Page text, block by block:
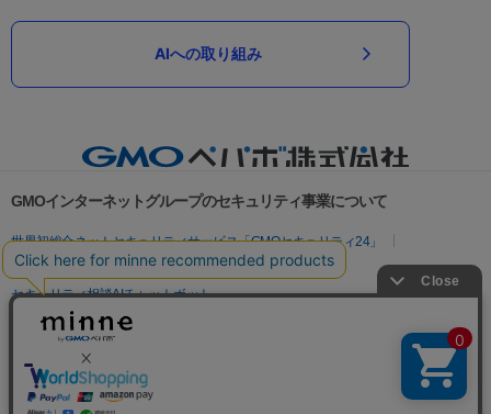
AIへの取り組み
GMOインターネットグループのセキュリティ事業について
世界初総合ネットセキュリティサービス「GMOセキュリティ24」
パスワード漏洩診断
Webサイトリスク診断
セキュリティ相談AIチャットボット
実在証明・盗聴対策
サイバー攻撃対策（GMO Flatt Security）
セキュリティ事業の軌跡